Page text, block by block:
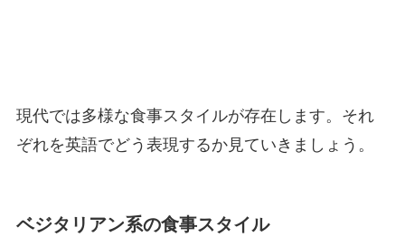
現代では多様な食事スタイルが存在します。それ
ぞれを英語でどう表現するか見ていきましょう。
ベジタリアン系の食事スタイル